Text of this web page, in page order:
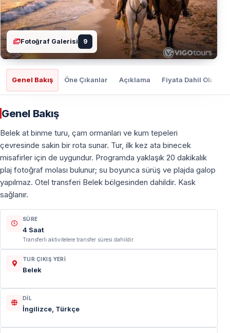
Fotoğraf Galerisi 9
Genel Bakış Öne Çıkanlar Açıklama Fiyata Dahil Olanlar
Genel Bakış
Belek at binme turu, çam ormanları ve kum tepeleri
çevresinde sakin bir rota sunar. Tur, ilk kez ata binecek
misafirler için de uygundur. Programda yaklaşık 20 dakikalık
plaj fotoğraf molası bulunur; su boyunca sürüş ve plajda galop
yapılmaz. Otel transferi Belek bölgesinden dahildir. Kask
sağlanır.
SÜRE
4 Saat
Transferli aktivitelere transfer süresi dahildir.
TUR ÇIKIŞ YERI
Belek
DIL
İngilizce, Türkçe